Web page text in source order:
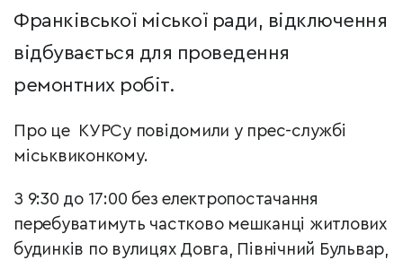
Франківської міської ради, відключення
відбувається для проведення
ремонтних робіт.
Про це КУРСу повідомили у прес-службі
міськвиконкому.
З 9:30 до 17:00 без електропостачання
перебуватимуть частково мешканці житлових
будинків по вулицях Довга, Північний Бульвар,